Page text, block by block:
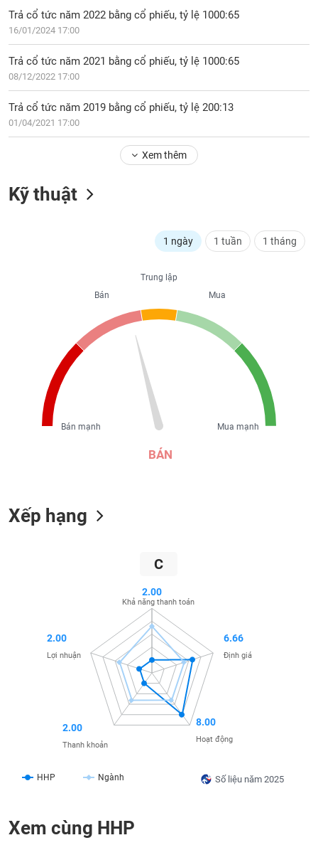
tích
kỹ
thuật
doanh
Tin
Tài
Trả cổ tức năm 2022 bằng cổ phiếu, tỷ lệ 1000:65
16/01/2024 17:00
Trả cổ tức năm 2021 bằng cổ phiếu, tỷ lệ 1000:65
08/12/2022 17:00
Trả cổ tức năm 2019 bằng cổ phiếu, tỷ lệ 200:13
01/04/2021 17:00
Xem thêm
Kỹ thuật
1 ngày 1 tuần 1 tháng
BÁN
Trung lập
Mua
Mua mạnh
Bán
Bán mạnh
Xếp hạng
C
Số liệu năm 2025
HHP Ngành
2.00
Khả năng thanh toán
6.66
Định giá
8.00
Hoạt động
2.00
Thanh khoản
2.00
Lợi nhuận
Xem cùng HHP
LƯỢNG
NGUYÊN
VẬT
LIỆU
NGHIỆP
TIÊU
DÙNG
THIẾT
CHĂM
DỊCH